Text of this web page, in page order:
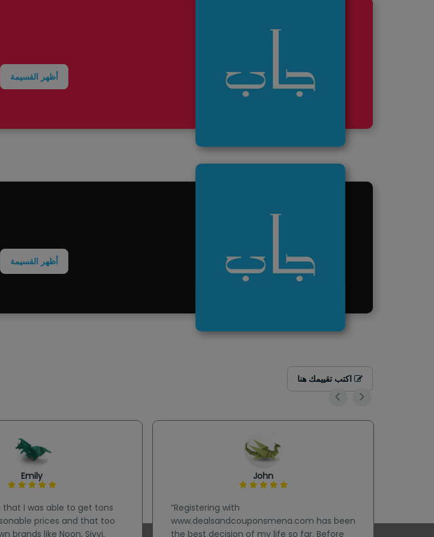
أظهر القسيمة
أظهر القسيمة
اكتب تقييمك هنا
<
Emily
that I was able to get tons
prices and that too
brands like Noon, Sivvi,
John
“Registering with
www.dealsandcouponsmena.com has been
the best decision of my life so far. Before
>